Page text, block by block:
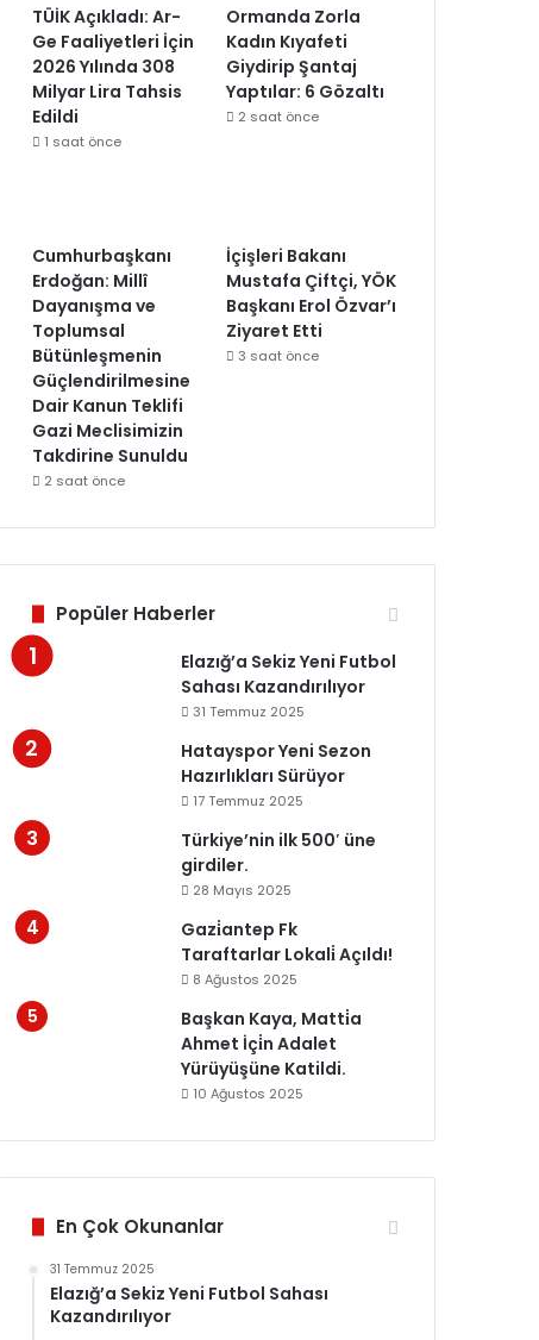
TÜİK Açıkladı: Ar-
Ge Faaliyetleri İçin
2026 Yılında 308
Milyar Lira Tahsis
Edildi
1 saat önce
Ormanda Zorla
Kadın Kıyafeti
Giydirip Şantaj
Yaptılar: 6 Gözaltı
2 saat önce
Cumhurbaşkanı
Erdoğan: Millî
Dayanışma ve
Toplumsal
Bütünleşmenin
Güçlendirilmesine
Dair Kanun Teklifi
Gazi Meclisimizin
Takdirine Sunuldu
2 saat önce
İçişleri Bakanı
Mustafa Çiftçi, YÖK
Başkanı Erol Özvar’ı
Ziyaret Etti
3 saat önce
Popüler Haberler
Elazığ’a Sekiz Yeni Futbol
Sahası Kazandırılıyor
31 Temmuz 2025
Hatayspor Yeni Sezon
Hazırlıkları Sürüyor
17 Temmuz 2025
Türkiye’nin ilk 500′ üne
girdiler.
28 Mayıs 2025
Gazi̇antep Fk
Taraftarlar Lokali̇ Açıldı!
8 Ağustos 2025
Başkan Kaya, Matti̇a
Ahmet İçi̇n Adalet
Yürüyüşüne Katildi.
10 Ağustos 2025
En Çok Okunanlar
31 Temmuz 2025
Elazığ’a Sekiz Yeni Futbol Sahası
Kazandırılıyor